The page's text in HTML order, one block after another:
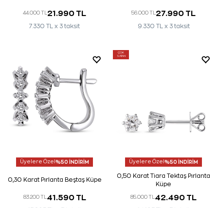
44.000 TL 21.990 TL
7.330 TL x 3 taksit
56.000 TL 27.990 TL
9.330 TL x 3 taksit
Üyelere Özel %50 İNDİRİM
0,30 Karat Pırlanta Beştaş Küpe
83.200 TL 41.590 TL
ÇOK
SATAN
Üyelere Özel %50 İNDİRİM
0,50 Karat Tiara Tektaş Pırlanta
Küpe
85.000 TL 42.490 TL